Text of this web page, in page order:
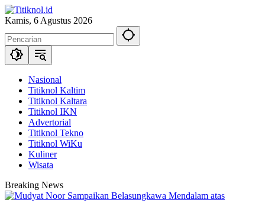
Langsung
ke
Kamis, 6 Agustus 2026
Nasional
Titiknol Kaltim
Titiknol Kaltara
Titiknol IKN
Advertorial
Titiknol Tekno
Titiknol WiKu
Kuliner
Wisata
Breaking News